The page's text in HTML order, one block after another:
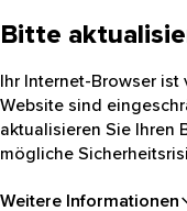
Bitte
Ihr Internet-Browser ist
Website sind
aktualisieren Sie Ihren
mögliche
Weitere Informationen